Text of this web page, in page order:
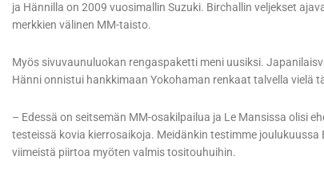
ja Hännilla on 2009 vuosimallin Suzuki. Birchallin veljekset
merkkien välinen MM-taisto.
Myös sivuvaunuluokan rengaspaketti meni uusiksi.
Hänni onnistui hankkimaan Yokohaman renkaat talvella
– Edessä on seitsemän MM-osakilpailua ja Le Mansissa olisi
testeissä kovia kierrosaikoja. Meidänkin testimme
viimeistä piirtoa myöten valmis tositouhuihin.